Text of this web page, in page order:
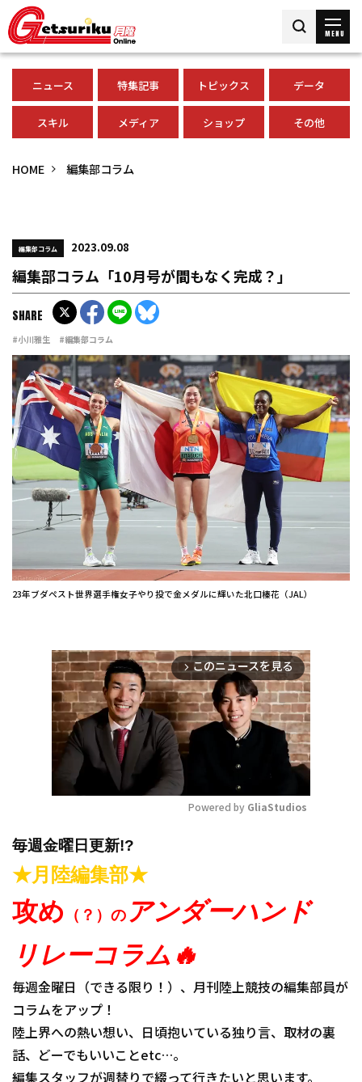
MENU
ニュース 特集記事 トピックス データ
スキル メディア ショップ その他
HOME 編集部コラム
編集部コラム 2023.09.08
編集部コラム「10月号が間もなく完成？」
#小川雅生 #編集部コラム
SHARE
23年ブダペスト世界選手権女子やり投で金メダルに輝いた北口榛花（JAL）
arrow_forward_ios このニュースを見る
Powered by GliaStudios
毎週金曜日更新!?
★月陸編集部★
攻め （？）の アンダーハンド
リレーコラム🔥
毎週金曜日（できる限り！）、月刊陸上競技の編集部員が
コラムをアップ！
陸上界への熱い想い、日頃抱いている独り言、取材の裏
話、どーでもいいことetc…。